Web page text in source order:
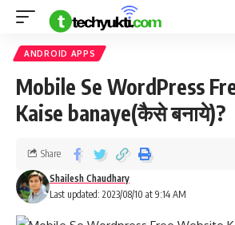
ANDROID APPS
Mobile Se WordPress
Kaise banaye(कैसे बनाये)?
Last updated: 2023/08/10 at 9:14 AM
Shailesh Chaudhary
Share